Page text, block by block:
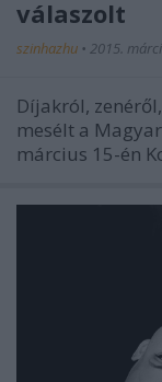
válaszolt
szinhazhu • 2015.
Díjakról,
mesélt a
március 15-én